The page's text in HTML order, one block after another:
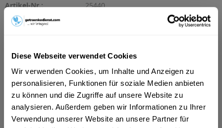
Diese Webseite verwendet Cookies
Wir verwenden Cookies, um Inhalte und Anzeigen zu
personalisieren, Funktionen für soziale Medien anbieten
zu können und die Zugriffe auf unsere Website zu
analysieren. Außerdem geben wir Informationen zu Ihrer
Verwendung unserer Website an unsere Partner für
Artikel-Nr.:
25440
Verfügbar in:
"Franken Brunnen Fruit 2go Maracuja
Limette 6 x 0,75l"
Geschmacksrichtung:
Limette, Maracuja
Flaschengröße:
0,7 - 0,75 l